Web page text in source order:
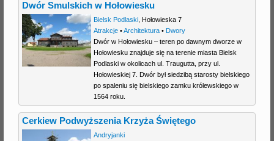
Dwór Smulskich w Hołowiesku
Bielsk Podlaski, Hołowieska 7
Atrakcje•Architektura• Dwory
Dwór w Hołowiesku – teren po dawnym dworze w
Hołowiesku znajduje się na terenie miasta Bielsk
Podlaski w okolicach ul. Traugutta, przy ul.
Hołowieskiej 7. Dwór był siedzibą starosty bielskiego
po spaleniu się bielskiego zamku królewskiego w
1564 roku.
Cerkiew Podwyższenia Krzyża Świętego
Andryjanki